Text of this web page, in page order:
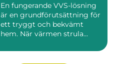
En fungerande VVS-lösning
är en grundförutsättning för
ett tryggt och bekvämt
hem. När värmen strula...